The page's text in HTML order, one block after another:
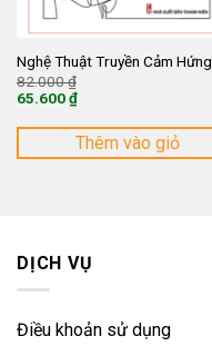
Nghệ Thuật Truyền Cảm Hứng
82.000₫
82.000 ₫.
65.600₫
hiện
là:
Thêm vào giỏ
DỊCH VỤ
Điều khoản sử dụng